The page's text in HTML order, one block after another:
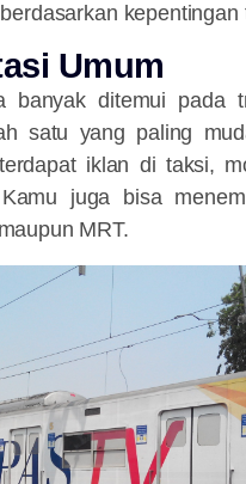
kepentingan
Umum
banyak ditemui pada
satu yang paling
iklan di taksi,
juga bisa
MRT.